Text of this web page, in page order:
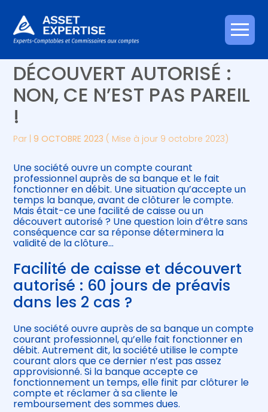
Aller
au
Créer et reprendre une activité
Gérer votre quotidien
Piloter votre entreprise
Développer votre entreprise
Être prêt pour la facturation
électronique
Piloter votre gestion
Suivre votre comptabilité
Gérer vos ressources humaines
FACILITÉ DE CAISSE ET
DÉCOUVERT AUTORISÉ :
NON, CE N’EST PAS PAREIL
!
Par |9 OCTOBRE 2023 ( Mise à jour 9 octobre 2023)
Une société ouvre un compte courant
professionnel auprès de sa banque et le fait
fonctionner en débit. Une situation qu’accepte un
temps la banque, avant de clôturer le compte.
Mais était-ce une facilité de caisse ou un
découvert autorisé ? Une question loin d’être sans
conséquence car sa réponse déterminera la
validité de la clôture…
Facilité de caisse et découvert
autorisé : 60 jours de préavis
dans les 2 cas ?
Une société ouvre auprès de sa banque un compte
courant professionnel, qu’elle fait fonctionner en
débit. Autrement dit, la société utilise le compte
courant alors que ce dernier n’est pas assez
approvisionné. Si la banque accepte ce
fonctionnement un temps, elle finit par clôturer le
compte et réclamer à sa cliente le
remboursement des sommes dues.